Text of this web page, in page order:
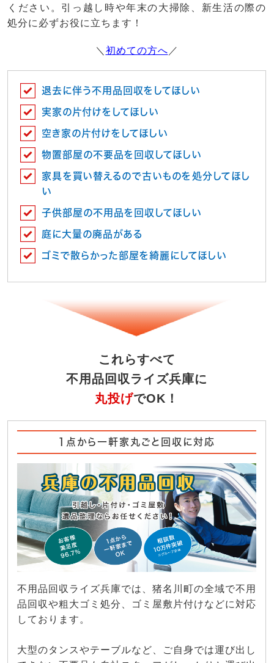
ください。引っ越し時や年末の大掃除、新生活の際の
処分に必ずお役に立ちます！
＼ 初めての方へ ／
退去に伴う不用品回収をしてほしい
実家の片付けをしてほしい
空き家の片付けをしてほしい
物置部屋の不要品を回収してほしい
家具を買い替えるので古いものを処分してほし
い
子供部屋の不用品を回収してほしい
庭に大量の廃品がある
ゴミで散らかった部屋を綺麗にしてほしい
これらすべて
不用品回収ライズ兵庫に
丸投げでOK！
1点から一軒家丸ごと回収に対応
不用品回収ライズ兵庫では、猪名川町の全域で不用
品回収や粗大ゴミ処分、ゴミ屋敷片付けなどに対応
しております。
大型のタンスやテーブルなど、ご自身では運び出し